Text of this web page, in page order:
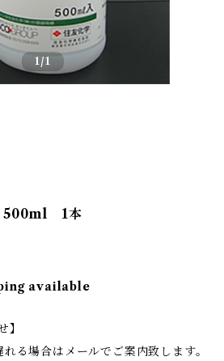
1/1
500ml 1本
available
】
場合はメールでご案内致します。